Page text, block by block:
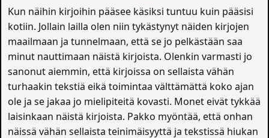
Kun näihin kirjoihin pääsee käsiksi tuntuu kuin pääsisi
kotiin. Jollain lailla olen niin tykästynyt näiden kirjojen
maailmaan ja tunnelmaan, että se jo pelkästään saa
minut nauttimaan näistä kirjoista. Olenkin varmasti jo
sanonut aiemmin, että kirjoissa on sellaista vähän
turhaakin tekstiä eikä toimintaa välttämättä koko ajan
ole ja se jakaa jo mielipiteitä kovasti. Monet eivät tykkää
laisinkaan näistä kirjoista. Pakko myöntää, että onhan
näissä vähän sellaista teinimäisyyttä ja tekstissä hiukan